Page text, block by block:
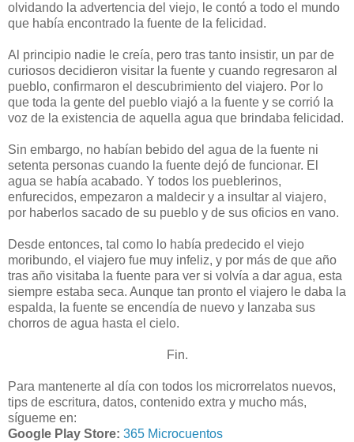
olvidando la advertencia del viejo, le contó a todo el mundo
que había encontrado la fuente de la felicidad.
Al principio nadie le creía, pero tras tanto insistir, un par de
curiosos decidieron visitar la fuente y cuando regresaron al
pueblo, confirmaron el descubrimiento del viajero. Por lo
que toda la gente del pueblo viajó a la fuente y se corrió la
voz de la existencia de aquella agua que brindaba felicidad.
Sin embargo, no habían bebido del agua de la fuente ni
setenta personas cuando la fuente dejó de funcionar. El
agua se había acabado. Y todos los pueblerinos,
enfurecidos, empezaron a maldecir y a insultar al viajero,
por haberlos sacado de su pueblo y de sus oficios en vano.
Desde entonces, tal como lo había predecido el viejo
moribundo, el viajero fue muy infeliz, y por más de que año
tras año visitaba la fuente para ver si volvía a dar agua, esta
siempre estaba seca. Aunque tan pronto el viajero le daba la
espalda, la fuente se encendía de nuevo y lanzaba sus
chorros de agua hasta el cielo.
Fin.
Para mantenerte al día con todos los microrrelatos nuevos,
tips de escritura, datos, contenido extra y mucho más,
sígueme en:
Google Play Store: 365 Microcuentos